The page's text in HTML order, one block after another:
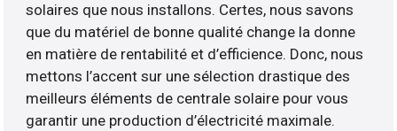
solaires que nous installons. Certes, nous savons
que du matériel de bonne qualité change la donne
en matière de rentabilité et d’efficience. Donc, nous
mettons l’accent sur une sélection drastique des
meilleurs éléments de centrale solaire pour vous
garantir une production d’électricité maximale.